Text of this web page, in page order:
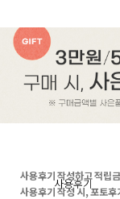
사용후기
사용후기 작성하고 적립
사용후기 작성 시, 포토